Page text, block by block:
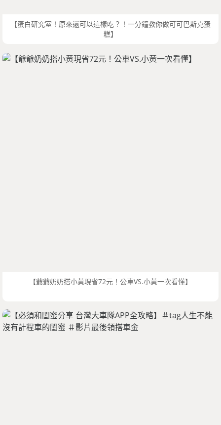
【蛋白研究室！原來還可以這樣吃？！一分鐘教你做可可巴斯克蛋
糕】
【爺爺奶奶搭小黃現省72元！公車VS.小黃一次看懂】